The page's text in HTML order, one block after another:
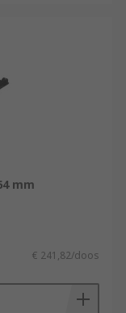
mm
€ 241,82/doos